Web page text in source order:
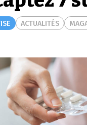
ACTUALITÉS